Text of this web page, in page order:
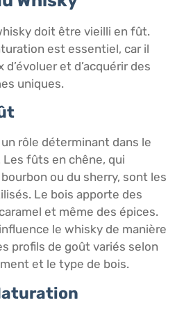
doit être vieilli en fût.
est essentiel, car il
et d’acquérir des
uniques.
rôle déterminant dans le
fûts en chêne, qui
ou du sherry, sont les
Le bois apporte des
et même des épices.
le whisky de manière
profils de goût variés selon
et le type de bois.